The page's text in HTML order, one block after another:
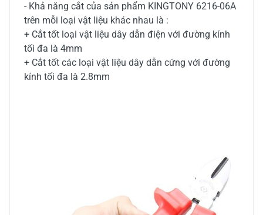
- Khả năng cắt của sản phẩm KINGTONY 6216-06A
trên mỗi loại vật liệu khác nhau là :
+ Cắt tốt loại vật liệu dây dẫn điện với đường kính
tối đa là 4mm
+ Cắt tốt các loại vật liệu dây dẫn cứng với đường
kính tối đa là 2.8mm